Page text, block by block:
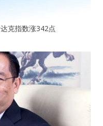
克指数涨342点